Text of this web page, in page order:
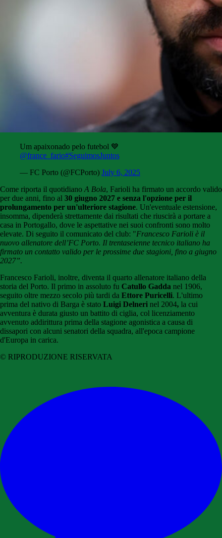
Um apaixonado pelo futebol 💙
@france_fario#SeguimosJuntos
— FC Porto (@FCPorto) July 6, 2025
Come riporta il quotidiano A Bola, Farioli ha firmato un accordo valido
per due anni, fino al 30 giugno 2027 e senza l'opzione per il
prolungamento per un'ulteriore stagione. Un'eventuale estensione,
insomma, dipenderà strettamente dai risultati che riuscirà a portare a
casa in Portogallo, dove le aspettative nei suoi confronti sono molto
elevate. Di seguito il comunicato del club: "Francesco Farioli è il
nuovo allenatore dell’FC Porto. Il trentaseienne tecnico italiano ha
firmato un contatto valido per le prossime due stagioni, fino a giugno
2027”.
Francesco Farioli, inoltre, diventa il quarto allenatore italiano della
storia del Porto. Il primo in assoluto fu Catullo Gadda nel 1906,
seguito oltre mezzo secolo più tardi da Ettore Puricelli. L'ultimo
prima del nativo di Barga è stato Luigi Delneri nel 2004, la cui
avventura è durata giusto un battito di ciglia, col licenziamento
avvenuto addirittura prima della stagione agonistica a causa di
dissapori con alcuni senatori della squadra, all'epoca campione
d'Europa in carica.
© RIPRODUZIONE RISERVATA